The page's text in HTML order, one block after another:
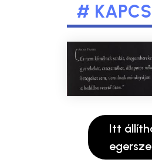
#
Itt